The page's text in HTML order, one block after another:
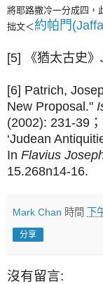
將耶路撒冷一分成四，
拙文＜約帕門
[5] 《猶太古史》
[6] Patrich,
New Proposal."
(2002): 231-39
‘Judean
In Flavius
15.268n14-16.
Mark Chan 時間 下
分享
沒有留言: